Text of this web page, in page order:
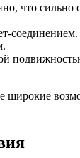
что сильно
соединением.